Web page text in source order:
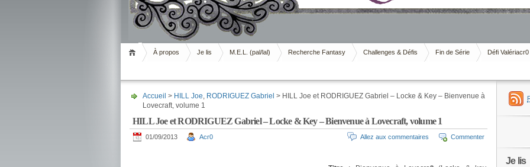
Livrement
À propos Je lis M.E.L. (pal/lal) Recherche Fantasy Challenges & Défis Fin de Série Défi Valériacr0
Accueil > HILL Joe, RODRIGUEZ Gabriel > HILL Joe et RODRIGUEZ Gabriel – Locke & Key – Bienvenue à
Lovecraft, volume 1
HILL Joe et RODRIGUEZ Gabriel – Locke & Key – Bienvenue à Lovecraft, volume 1
01/09/2013 Acr0 Commenter
Allez aux commentaires
Je lis